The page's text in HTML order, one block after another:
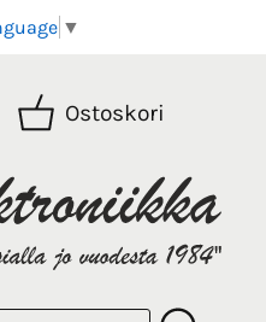
▼
Ostoskori